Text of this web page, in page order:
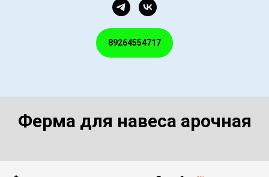
89264554717
Ферма для навеса арочная